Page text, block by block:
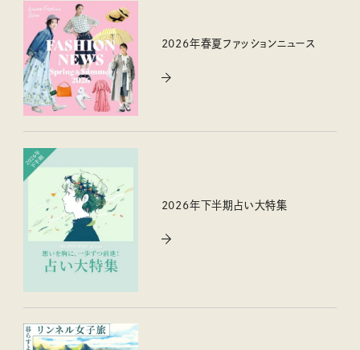
2026年春夏ファッションニュース
2026年下半期占い大特集